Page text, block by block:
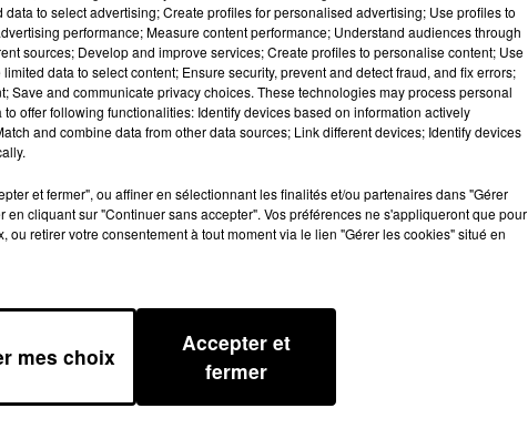
été tagués et notamment
dans les couloirs
de façon musclée. Un
commises sur un policier...
policières, comme
En forêt de SIVENS, sur la
ont dû déloger les militants
l'abattage des arbres
surveillance des
to select advertising; Create profiles for personalised advertising; Use profiles to
performance; Measure content performance; Understand audiences through
sources; Develop and improve services; Create profiles to personalise content; Use
data to select content; Ensure security, prevent and detect fraud, and fix errors;
Save and communicate privacy choices. These technologies may process personal
offer following functionalities: Identify devices based on information actively
and combine data from other data sources; Link different devices; Identify devices
et fermer", ou affiner en sélectionnant les finalités et/ou partenaires dans "Gérer
en cliquant sur "Continuer sans accepter". Vos préférences ne s'appliqueront que pour
ou retirer votre consentement à tout moment via le lien "Gérer les cookies" situé en
mes choix
Accepter et
fermer